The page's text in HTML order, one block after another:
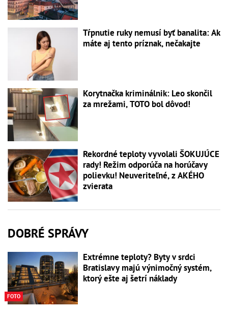
Tŕpnutie ruky nemusí byť banalita: Ak
máte aj tento príznak, nečakajte
Korytnačka kriminálnik: Leo skončil
za mrežami, TOTO bol dôvod!
Rekordné teploty vyvolali ŠOKUJÚCE
rady! Režim odporúča na horúčavy
polievku! Neuveriteľné, z AKÉHO
zvierata
DOBRÉ SPRÁVY
FOTO
Extrémne teploty? Byty v srdci
Bratislavy majú výnimočný systém,
ktorý ešte aj šetrí náklady